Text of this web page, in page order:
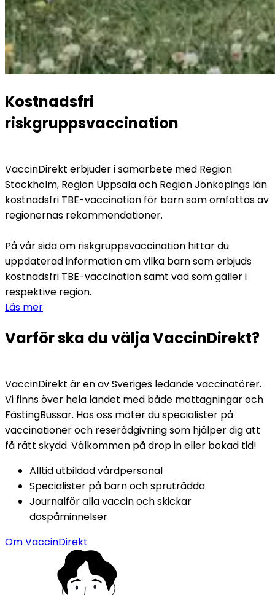
Kostnadsfri
riskgruppsvaccination
VaccinDirekt erbjuder i samarbete med Region
Stockholm, Region Uppsala och Region Jönköpings län
kostnadsfri TBE-vaccination för barn som omfattas av
regionernas rekommendationer.
På vår sida om riskgruppsvaccination hittar du
uppdaterad information om vilka barn som erbjuds
kostnadsfri TBE-vaccination samt vad som gäller i
respektive region.
Läs mer
Varför ska du välja VaccinDirekt?
VaccinDirekt är en av Sveriges ledande vaccinatörer.
Vi finns över hela landet med både mottagningar och
FästingBussar. Hos oss möter du specialister på
vaccinationer och reserådgivning som hjälper dig att
få rätt skydd. Välkommen på drop in eller bokad tid!
Alltid utbildad vårdpersonal
Specialister på barn och spruträdda
Journalför alla vaccin och skickar
dospåminnelser
Om VaccinDirekt